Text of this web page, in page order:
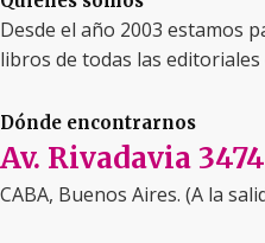
Desde el año 2003 estamos
libros de todas las editoriales
Dónde encontrarnos
Av. Rivadavia
CABA, Buenos Aires. (A la